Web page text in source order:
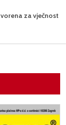
za vječnost